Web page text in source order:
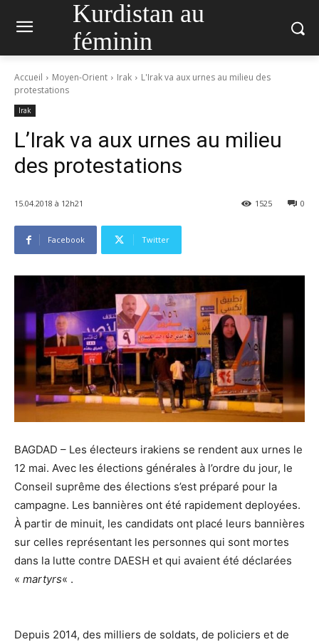
Kurdistan au
féminin
Accueil Moyen-Orient Irak
L'Irak va aux urnes au milieu des
protestations
Irak
L’Irak va aux urnes au milieu
des protestations
15.04.2018 à 12h21 0
1525
Facebook Twitter
BAGDAD – Les électeurs irakiens se rendent aux urnes le
12 mai. Avec les élections générales à l’ordre du jour, le
Conseil suprême des élections s’est préparé pour la
campagne. Les bannières ont été rapidement deployées.
À partir de minuit, les candidats ont placé leurs bannières
sur celles représentant les personnes qui sont mortes
dans la lutte contre DAESH et qui avaient été déclarées
« martyrs« .
Depuis 2014, des milliers de soldats, de policiers et de